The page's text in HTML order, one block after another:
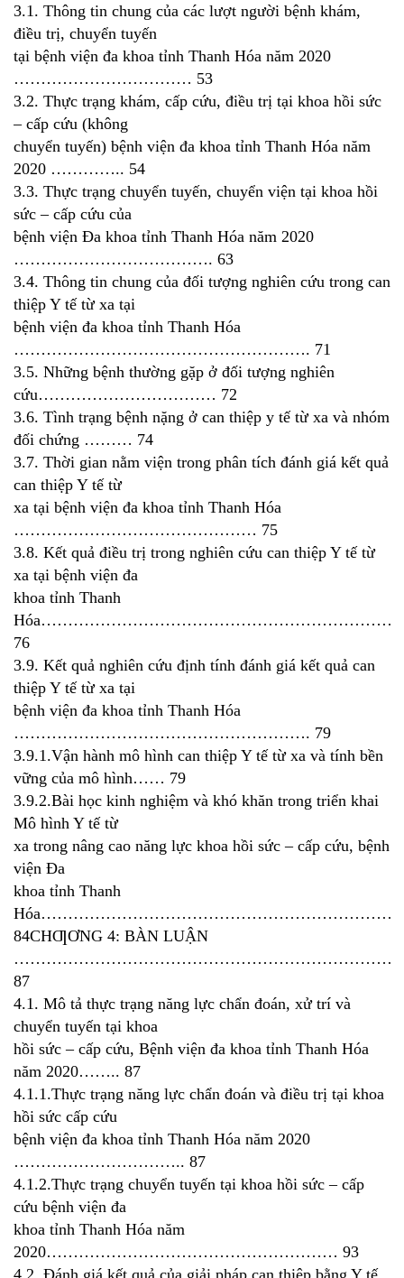
3.1. Thông tin chung của các lượt người bệnh khám,
điều trị, chuyển tuyến
tại bệnh viện đa khoa tỉnh Thanh Hóa năm 2020
…………………………… 53
3.2. Thực trạng khám, cấp cứu, điều trị tại khoa hồi sức
– cấp cứu (không
chuyển tuyến) bệnh viện đa khoa tỉnh Thanh Hóa năm
2020 ………….. 54
3.3. Thực trạng chuyển tuyến, chuyển viện tại khoa hồi
sức – cấp cứu của
bệnh viện Đa khoa tỉnh Thanh Hóa năm 2020
………………………………. 63
3.4. Thông tin chung của đối tượng nghiên cứu trong can
thiệp Y tế từ xa tại
bệnh viện đa khoa tỉnh Thanh Hóa
………………………………………………. 71
3.5. Những bệnh thường gặp ở đối tượng nghiên
cứu…………………………… 72
3.6. Tình trạng bệnh nặng ở can thiệp y tế từ xa và nhóm
đối chứng ……… 74
3.7. Thời gian nằm viện trong phân tích đánh giá kết quả
can thiệp Y tế từ
xa tại bệnh viện đa khoa tỉnh Thanh Hóa
……………………………………… 75
3.8. Kết quả điều trị trong nghiên cứu can thiệp Y tế từ
xa tại bệnh viện đa
khoa tỉnh Thanh
76
3.9. Kết quả nghiên cứu định tính đánh giá kết quả can
thiệp Y tế từ xa tại
bệnh viện đa khoa tỉnh Thanh Hóa
………………………………………………. 79
3.9.1.Vận hành mô hình can thiệp Y tế từ xa và tính bền
vững của mô hình…… 79
3.9.2.Bài học kinh nghiệm và khó khăn trong triển khai
Mô hình Y tế từ
xa trong nâng cao năng lực khoa hồi sức – cấp cứu, bệnh
viện Đa
khoa tỉnh Thanh
84CHƢƠNG 4: BÀN LUẬN
87
4.1. Mô tả thực trạng năng lực chẩn đoán, xử trí và
chuyển tuyến tại khoa
hồi sức – cấp cứu, Bệnh viện đa khoa tỉnh Thanh Hóa
năm 2020…….. 87
4.1.1.Thực trạng năng lực chẩn đoán và điều trị tại khoa
hồi sức cấp cứu
bệnh viện đa khoa tỉnh Thanh Hóa năm 2020
………………………….. 87
4.1.2.Thực trạng chuyển tuyến tại khoa hồi sức – cấp
cứu bệnh viện đa
khoa tỉnh Thanh Hóa năm
2020……………………………………………… 93
4.2. Đánh giá kết quả của giải pháp can thiệp bằng Y tế